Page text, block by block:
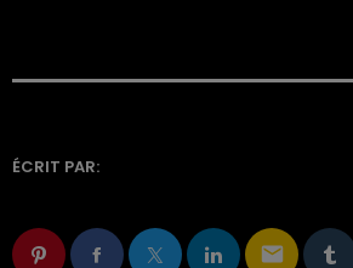
ÉCRIT PAR:
email